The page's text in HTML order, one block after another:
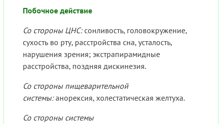
Побочное действие
Со стороны ЦНС:сонливость, головокружение,
сухость во рту, расстройства сна, усталость,
нарушения зрения; экстрапирамидные
расстройства, поздняя дискинезия.
Со стороны пищеварительной
системы:анорексия, холестатическая желтуха.
Со стороны системы